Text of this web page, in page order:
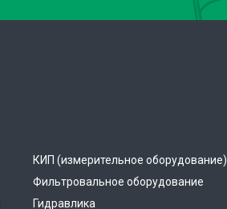
КИП (измерительное оборудование)
Фильтровальное оборудование
Гидравлика